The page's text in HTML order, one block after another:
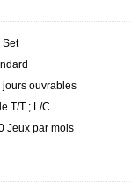
Set
jours ouvrables
T/T ; L/C
Jeux par mois